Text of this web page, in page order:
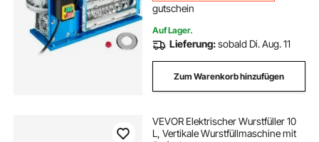
gutschein
Auf Lager.
Lieferung:sobald Di. Aug. 11
Zum Warenkorb hinzufügen
VEVOR Elektrischer Wurstfüller 10
L, Vertikale Wurstfüllmaschine mit